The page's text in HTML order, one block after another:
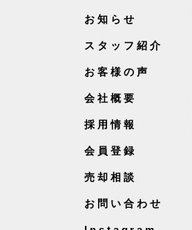
お知らせ
スタッフ紹介
お客様の声
会社概要
採用情報
会員登録
売却相談
お問い合わせ